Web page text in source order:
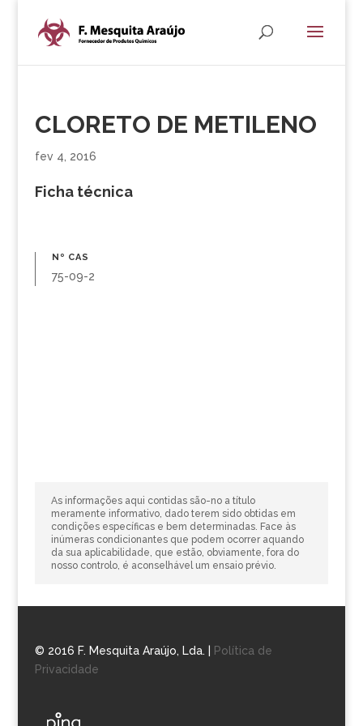
CLORETO DE METILENO
fev 4, 2016
Ficha técnica
Nº CAS
75-09-2
As informações aqui contidas são-no a título
meramente informativo, dado terem sido obtidas em
condições específicas e bem determinadas. Face às
inúmeras condicionantes que podem ocorrer aquando
da sua aplicabilidade, que estão, obviamente, fora do
nosso controlo, é aconselhável um ensaio prévio.
© 2016 F. Mesquita Araújo, Lda. | Política de
Privacidade